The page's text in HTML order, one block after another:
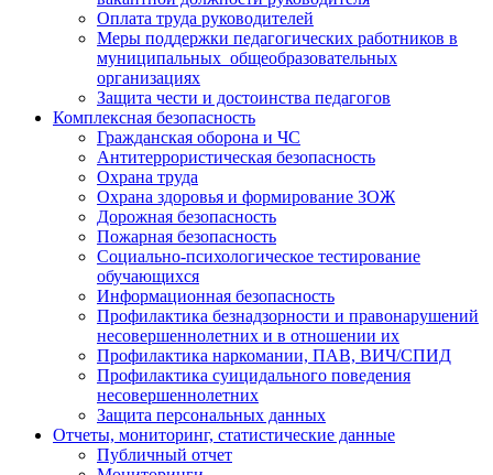
Оплата труда руководителей
Меры поддержки педагогических работников в
муниципальных общеобразовательных
организациях
Защита чести и достоинства педагогов
Комплексная безопасность
Гражданская оборона и ЧС
Антитеррористическая безопасность
Охрана труда
Охрана здоровья и формирование ЗОЖ
Дорожная безопасность
Пожарная безопасность
Социально-психологическое тестирование
обучающихся
Информационная безопасность
Профилактика безнадзорности и правонарушений
несовершеннолетних и в отношении их
Профилактика наркомании, ПАВ, ВИЧ/СПИД
Профилактика суицидального поведения
несовершеннолетних
Защита персональных данных
Отчеты, мониторинг, статистические данные
Публичный отчет